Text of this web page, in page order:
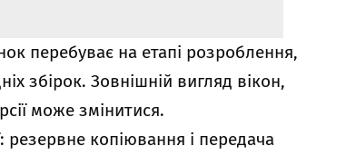
перебуває на етапі розроблення,
збірок. Зовнішній вигляд вікон,
може змінитися.
резервне копіювання і передача